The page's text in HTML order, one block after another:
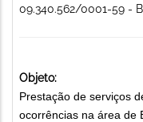
09.340.562/0001-59 -
Objeto:
Prestação de serviços
ocorrências na área de